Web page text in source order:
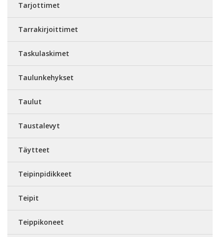
Tarjottimet
Tarrakirjoittimet
Taskulaskimet
Taulunkehykset
Taulut
Taustalevyt
Täytteet
Teipinpidikkeet
Teipit
Teippikoneet